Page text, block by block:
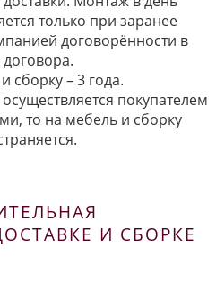
только при заранее
договорённости в
сборку – 3 года.
покупателем
то на мебель и сборку
И СБОРКЕ